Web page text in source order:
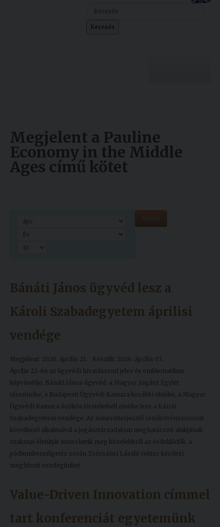
Sport
Keresés
Kutatás
kapcsolatok
Események
Sajtó
Sport
Junior
Akadémia
Megjelent a Pauline
Economy in the Middle
Ages című kötet
Szűrő
Bánáti János ügyvéd lesz a
Károli Szabadegyetem áprilisi
vendége
Megjelent: 2026. április 21.
Készült: 2026. április 07.
Április 22-én az ügyvédi hivatásrend jeles és emblematikus
képviselője, Bánáti János ügyvéd, a Magyar Jogász Egylet
társelnöke, a Budapesti Ügyvédi Kamara korábbi elnöke, a Magyar
Ügyvédi Kamara örökös tiszteletbeli elnöke lesz a Károli
Szabadegyetem vendége. Az ismeretterjesztő rendezvénysorozat
következő alkalmával a jogásztársadalom meghatározó alakjának
szakmai életútját ismerhetik meg közelebbről az érdeklődők, a
pódiumbeszélgetés során Trócsányi László rektor kérdezi
meghívott vendégünket.
Value-Driven Innovation címmel
tart konferenciát egyetemünk